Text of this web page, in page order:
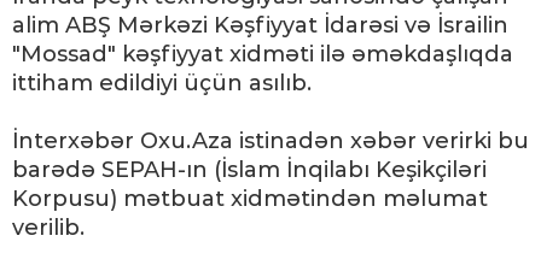
alim ABŞ Mərkəzi Kəşfiyyat İdarəsi və İsrailin
"Mossad" kəşfiyyat xidməti ilə əməkdaşlıqda
ittiham edildiyi üçün asılıb.
İnterxəbər Oxu.Aza istinadən xəbər verirki bu
barədə SEPAH-ın (İslam İnqilabı Keşikçiləri
Korpusu) mətbuat xidmətindən məlumat
verilib.